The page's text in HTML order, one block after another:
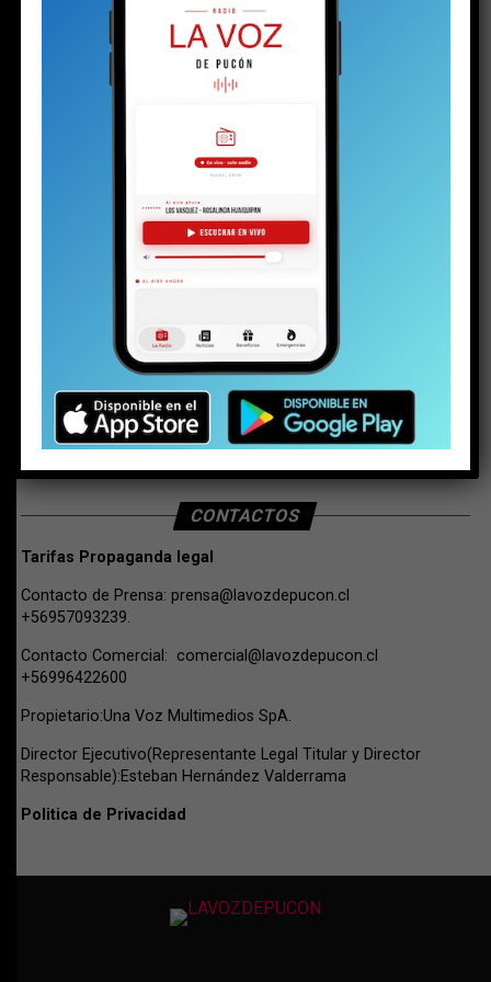
BUSCAR
CONTACTOS
Tarifas Propaganda legal
Contacto de Prensa: prensa@lavozdepucon.cl
+56957093239.
Contacto Comercial: comercial@lavozdepucon.cl
+56996422600
Propietario:Una Voz Multimedios SpA.
Director Ejecutivo(Representante Legal Titular y Director
Responsable):Esteban Hernández Valderrama
Politica de Privacidad